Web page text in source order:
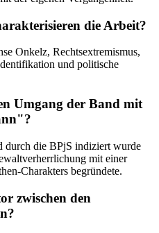
die Arbeit?
Onkelz, Rechtsextremismus,
und politische
Umgang der Band mit
durch die BPjS indiziert wurde
mit einer
Charakters begründete.
zwischen den